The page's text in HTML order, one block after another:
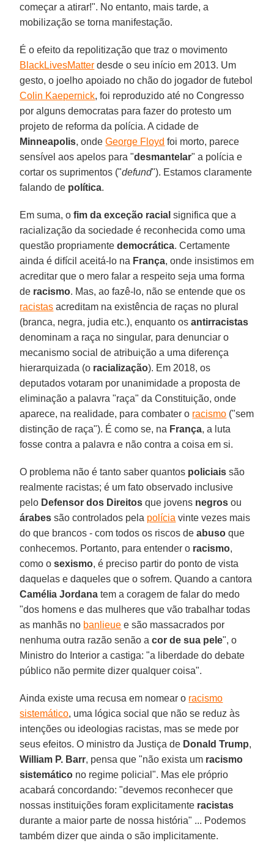
começar a atirar!". No entanto, mais tarde, a
mobilização se torna manifestação.
É o efeito da repolitização que traz o movimento
BlackLivesMatter desde o seu início em 2013. Um
gesto, o joelho apoiado no chão do jogador de futebol
Colin Kaepernick, foi reproduzido até no Congresso
por alguns democratas para fazer do protesto um
projeto de reforma da polícia. A cidade de
Minneapolis, ondeGeorge Floyd foi morto, parece
sensível aos apelos para "desmantelar" a polícia e
cortar os suprimentos ("defund"). Estamos claramente
falando de política.
Em suma, ofim da exceção racial significa que a
racialização da sociedade é reconhecida como uma
questão propriamentedemocrática. Certamente
ainda é difícil aceitá-lo na França, onde insistimos em
acreditar que o mero falar a respeito seja uma forma
de racismo. Mas, ao fazê-lo, não se entende que os
racistas acreditam na existência de raças no plural
(branca, negra, judia etc.), enquanto osantirracistas
denominam a raça no singular, para denunciar o
mecanismo social de atribuição a uma diferença
hierarquizada (o racialização). Em 2018, os
deputados votaram por unanimidade a proposta de
eliminação a palavra "raça" da Constituição, onde
aparece, na realidade, para combater o racismo ("sem
distinção de raça"). É como se, na França, a luta
fosse contra a palavra e não contra a coisa em si.
O problema não é tanto saber quantos policiais são
realmente racistas; é um fato observado inclusive
pelo Defensor dos Direitos que jovens negros ou
árabes são controlados pela polícia vinte vezes mais
do que brancos - com todos os riscos deabuso que
conhecemos. Portanto, para entender o racismo,
como osexismo, é preciso partir do ponto de vista
daquelas e daqueles que o sofrem. Quando a cantora
Camélia Jordana tem a coragem de falar do medo
"dos homens e das mulheres que vão trabalhar todas
as manhãs no banlieue e são massacrados por
nenhuma outra razão senão acor de sua pele", o
Ministro do Interior a castiga: "a liberdade do debate
público não permite dizer qualquer coisa".
Ainda existe uma recusa em nomear o racismo
sistemático, uma lógica social que não se reduz às
intenções ou ideologias racistas, mas se mede por
seus efeitos. O ministro da Justiça de Donald Trump,
William P. Barr, pensa que "não exista um racismo
sistemático no regime policial". Mas ele próprio
acabará concordando: "devemos reconhecer que
nossas instituições foram explicitamente racistas
durante a maior parte de nossa história" ... Podemos
também dizer que ainda o são implicitamente.